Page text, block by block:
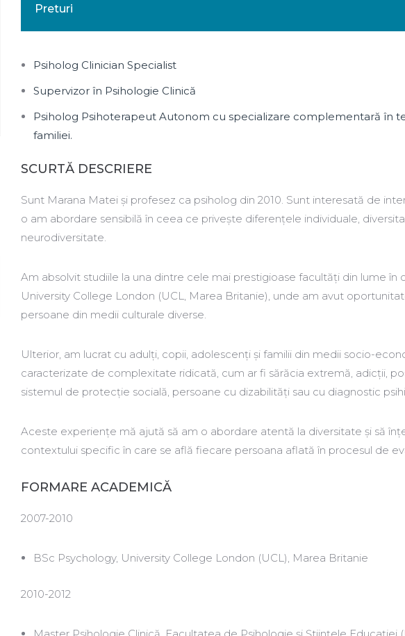
Preturi
Psiholog Clinician Specialist
Supervizor în Psihologie Clinică
Psiholog Psihoterapeut Autonom cu specializare complementară în
familiei.
SCURTĂ DESCRIERE
Sunt Marana Matei și profesez ca psiholog din 2010. Sunt interesată de
o am abordare sensibilă în ceea ce privește diferențele individuale,
neurodiversitate.
Am absolvit studiile la una dintre cele mai prestigioase facultăți din lume în
University College London (UCL, Marea Britanie), unde am avut
persoane din medii culturale diverse.
Ulterior, am lucrat cu adulți, copii, adolescenți și familii din medii socio-
caracterizate de complexitate ridicată, cum ar fi sărăcia extremă, adicții,
sistemul de protecție socială, persoane cu dizabilități sau cu diagnostic
Aceste experiențe mă ajută să am o abordare atentă la diversitate și să
contextului specific în care se află fiecare persoana aflată în procesul de
FORMARE ACADEMICĂ
2007-2010
BSc Psychology, University College London (UCL), Marea Britanie
2010-2012